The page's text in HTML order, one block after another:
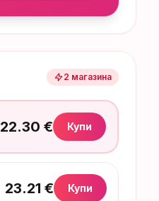
2 магазина
22.30 € Купи
23.21 € Купи